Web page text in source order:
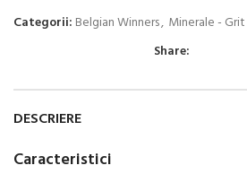
Categorii: Belgian Winners, Minerale - Grit
Share:
DESCRIERE
Caracteristici